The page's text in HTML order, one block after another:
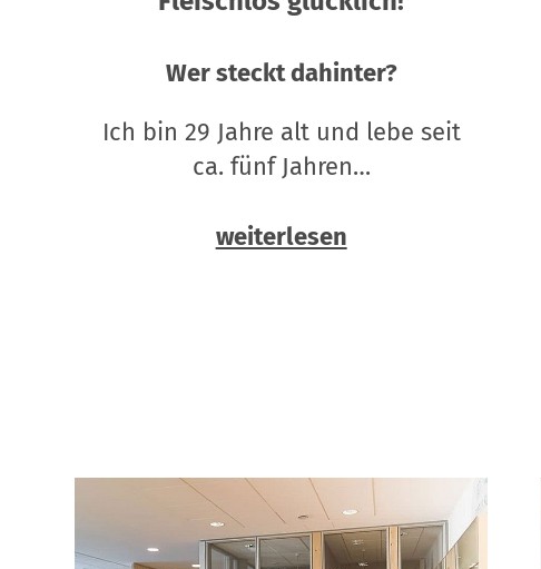
Wer steckt dahinter?
Ich bin 29 Jahre alt und lebe seit
ca. fünf Jahren…
weiterlesen